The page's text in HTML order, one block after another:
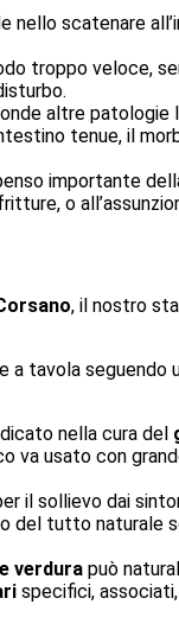
scatenare
troppo veloce,
altre patologie
tenue, il
importante
o
, il nostro
a tavola seguendo
nella cura del
va usato con
il sollievo dai
del tutto
verdura può
specifici,